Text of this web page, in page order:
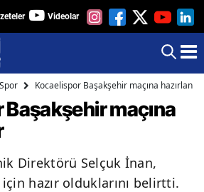
Videolar
Spor Kocaelispor Başakşehir maçına
maçına
Direktörü Selçuk İnan,
hazır olduklarını belirtti.